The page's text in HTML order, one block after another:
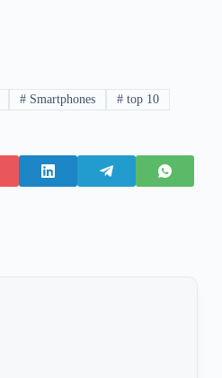
# Smartphones # top 10